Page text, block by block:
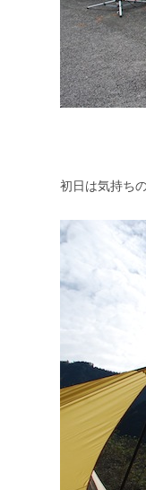
初日は気持ち